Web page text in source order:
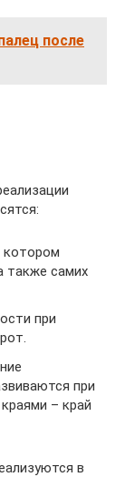
после
котором
также самих
при
при
– край
в